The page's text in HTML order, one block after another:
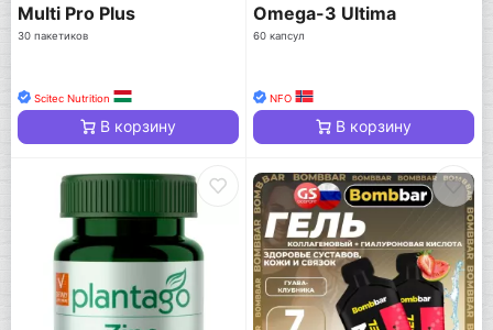
Multi Pro Plus
30 пакетиков
Scitec Nutrition
В корзину
Omega-3 Ultima
60 капсул
NFO
В корзину